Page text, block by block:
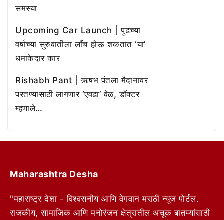
समस्या
Upcoming Car Launch | पुढच्या
वर्षाच्या सुरुवातीला लाँच होऊ शकतात ‘या’
धमाकेदार कार
Rishabh Pant | ऋषभ पंतला मैदानावर
परतण्यासाठी लागणार ‘एवढा’ वेळ, डॉक्टर
म्हणाले…
Maharashtra Desha
"महाराष्ट्र देशा - विश्वसनीय आणि वेगवान मराठी न्यूज पोर्टल.
राजकीय, सामाजिक आणि मनोरंजन क्षेत्रातील अचूक बातम्यांसाठी